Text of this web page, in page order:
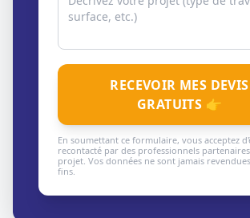
RECEVOIR MES DEVIS
GRATUITS 👉
En soumettant ce formulaire, vous acceptez
recontacté par des professionnels
projet. Vos données ne sont jamais
fins.